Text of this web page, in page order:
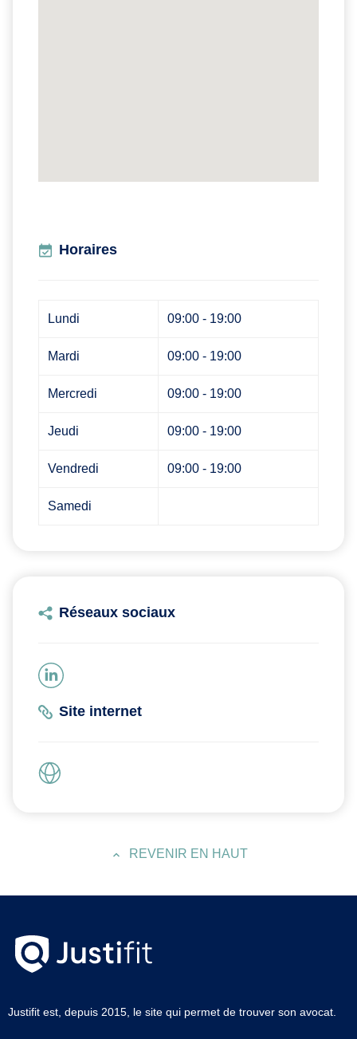
Horaires
Lundi 09:00 - 19:00
Mardi 09:00 - 19:00
Mercredi 09:00 - 19:00
Jeudi 09:00 - 19:00
Vendredi 09:00 - 19:00
Samedi
Réseaux sociaux
Site internet
REVENIR EN HAUT
Justifit est, depuis 2015, le site qui permet de trouver son avocat.